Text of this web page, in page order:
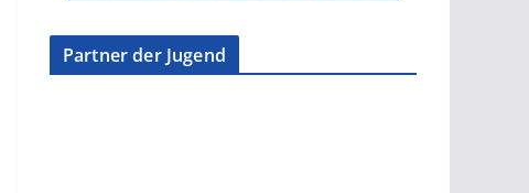
Partner der Jugend